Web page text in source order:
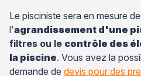
Le pisciniste sera en mesure
l'agrandissement d'une
filtres ou le contrôle des
la piscine. Vous avez la
demande de devis pour des